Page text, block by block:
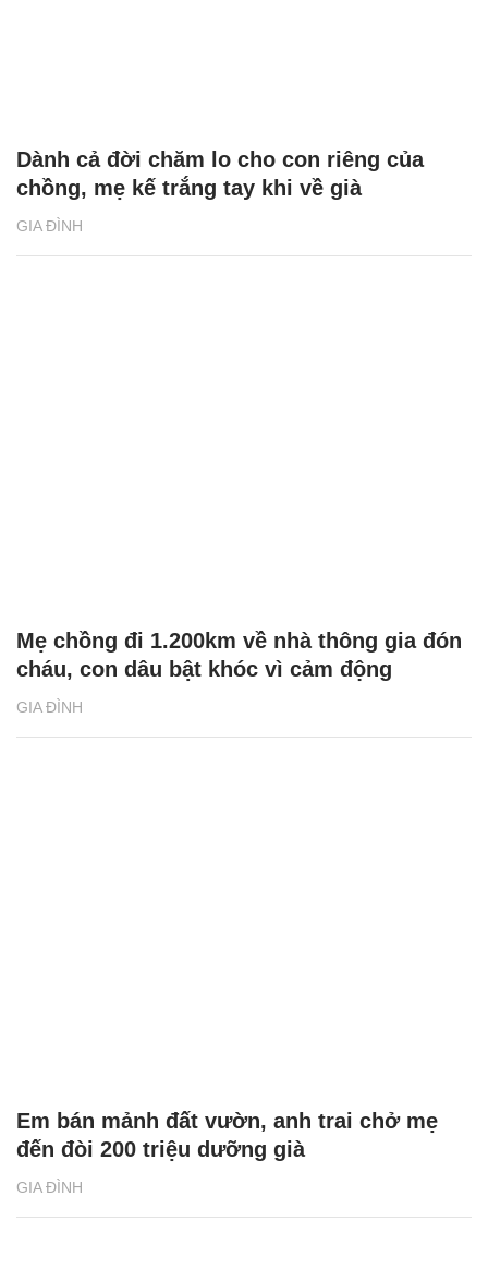
GIA ĐÌNH
Dành cả đời chăm lo cho con riêng của
chồng, mẹ kế trắng tay khi về già
GIA ĐÌNH
Mẹ chồng đi 1.200km về nhà thông gia đón
cháu, con dâu bật khóc vì cảm động
GIA ĐÌNH
Em bán mảnh đất vườn, anh trai chở mẹ
đến đòi 200 triệu dưỡng già